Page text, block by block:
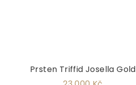
Prsten Triffid Josella Gold